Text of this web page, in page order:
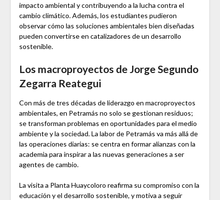
impacto ambiental y contribuyendo a la lucha contra el
cambio climático. Además, los estudiantes pudieron
observar cómo las soluciones ambientales bien diseñadas
pueden convertirse en catalizadores de un desarrollo
sostenible.
Los macroproyectos de Jorge Segundo
Zegarra Reategui
Con más de tres décadas de liderazgo en macroproyectos
ambientales, en Petramás no solo se gestionan residuos;
se transforman problemas en oportunidades para el medio
ambiente y la sociedad. La labor de Petramás va más allá de
las operaciones diarias: se centra en formar alianzas con la
academia para inspirar a las nuevas generaciones a ser
agentes de cambio.
La visita a Planta Huaycoloro reafirma su compromiso con la
educación y el desarrollo sostenible, y motiva a seguir